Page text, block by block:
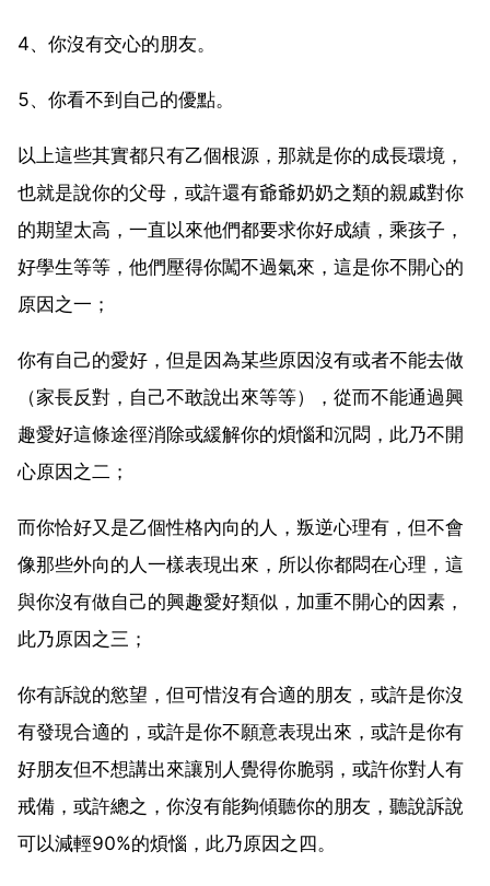
4、你沒有交心的朋友。
5、你看不到自己的優點。
以上這些其實都只有乙個根源，那就是你的成長環境，
也就是說你的父母，或許還有爺爺奶奶之類的親戚對你
的期望太高，一直以來他們都要求你好成績，乘孩子，
好學生等等，他們壓得你闖不過氣來，這是你不開心的
原因之一；
你有自己的愛好，但是因為某些原因沒有或者不能去做
（家長反對，自己不敢說出來等等），從而不能通過興
趣愛好這條途徑消除或緩解你的煩惱和沉悶，此乃不開
心原因之二；
而你恰好又是乙個性格內向的人，叛逆心理有，但不會
像那些外向的人一樣表現出來，所以你都悶在心理，這
與你沒有做自己的興趣愛好類似，加重不開心的因素，
此乃原因之三；
你有訴說的慾望，但可惜沒有合適的朋友，或許是你沒
有發現合適的，或許是你不願意表現出來，或許是你有
好朋友但不想講出來讓別人覺得你脆弱，或許你對人有
戒備，或許總之，你沒有能夠傾聽你的朋友，聽說訴說
可以減輕90%的煩惱，此乃原因之四。